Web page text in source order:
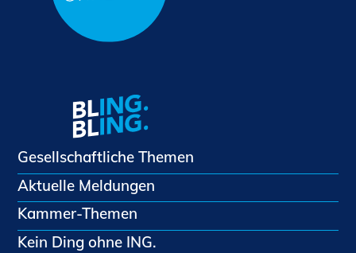
Gesellschaftliche Themen
Aktuelle Meldungen
Kammer-Themen
Kein Ding ohne ING.